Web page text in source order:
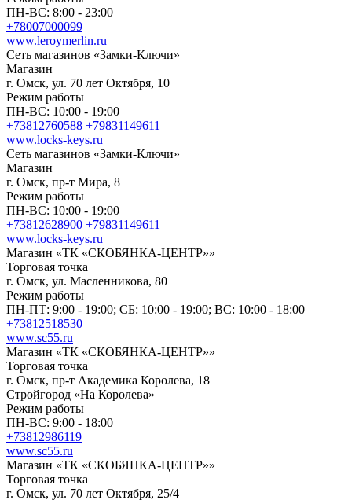
ПН-ВС: 8:00 - 23:00
+78007000099
www.leroymerlin.ru
Сеть магазинов «Замки-Ключи»
Магазин
г. Омск, ул. 70 лет Октября, 10
Режим работы
ПН-ВС: 10:00 - 19:00
+73812760588 +79831149611
www.locks-keys.ru
Сеть магазинов «Замки-Ключи»
Магазин
г. Омск, пр-т Мира, 8
Режим работы
ПН-ВС: 10:00 - 19:00
+73812628900 +79831149611
www.locks-keys.ru
Магазин «ТК «СКОБЯНКА-ЦЕНТР»»
Торговая точка
г. Омск, ул. Масленникова, 80
Режим работы
ПН-ПТ: 9:00 - 19:00; СБ: 10:00 - 19:00; ВС: 10:00 - 18:00
+73812518530
www.sc55.ru
Магазин «ТК «СКОБЯНКА-ЦЕНТР»»
Торговая точка
г. Омск, пр-т Академика Королева, 18
Стройгород «На Королева»
Режим работы
ПН-ВС: 9:00 - 18:00
+73812986119
www.sc55.ru
Магазин «ТК «СКОБЯНКА-ЦЕНТР»»
Торговая точка
г. Омск, ул. 70 лет Октября, 25/4